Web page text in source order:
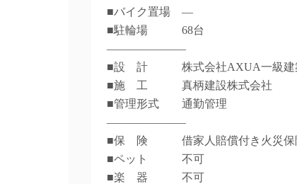
■バイク置場 ―
■駐輪場 68台
―――――――
■設 計 株式会社AXUA一級建
■施 工 真柄建設株式会社
■管理形式 通勤管理
―――――――
■保 険 借家人賠償付き火災保
■ペット 不可
■楽 器 不可